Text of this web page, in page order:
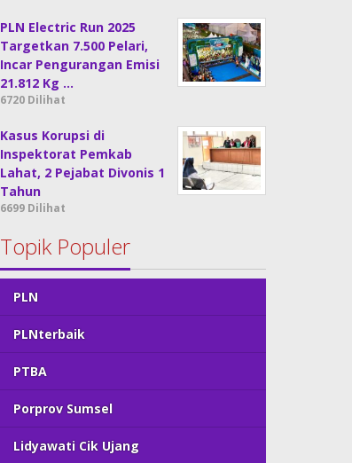
PLN Electric Run 2025
Targetkan 7.500 Pelari,
Incar Pengurangan Emisi
21.812 Kg …
6720 Dilihat
Kasus Korupsi di
Inspektorat Pemkab
Lahat, 2 Pejabat Divonis 1
Tahun
6699 Dilihat
Topik Populer
PLN
PLNterbaik
PTBA
Porprov Sumsel
Lidyawati Cik Ujang